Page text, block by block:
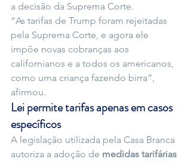
a decisão da Suprema Corte.
“As tarifas de Trump foram rejeitadas
pela Suprema Corte, e agora ele
impõe novas cobranças aos
californianos e a todos os americanos,
como uma criança fazendo birra”,
afirmou.
Lei permite tarifas apenas em casos
específicos
A legislação utilizada pela Casa Branca
autoriza a adoção de medidas tarifárias